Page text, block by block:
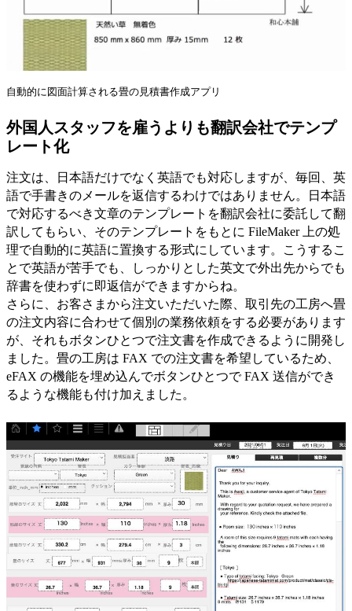
自動的に図面計算される畳の見積書作成アプリ
外国人スタッフを雇うよりも翻訳会社でテンプ
レート化
注文は、日本語だけでなく英語でも対応しますが、毎回、英
語で手書きのメールを返信するわけではありません。日本語
で対応するべき文章のテンプレートを翻訳会社に委託して翻
訳してもらい、そのテンプレートをもとに FileMaker 上の処
理で自動的に英語に置換する形式にしています。こうするこ
とで英語が苦手でも、しっかりとした英文で外出先からでも
辞書を使わずに即返信ができますからね。
さらに、お客さまから注文いただいた際、取引先の工房へ畳
の注文内容に合わせて個別の業務依頼をする必要があります
が、それもボタンひとつで注文書を作成できるように開発し
ました。畳の工房は FAX での注文書を希望しているため、
eFAX の機能を埋め込んでボタンひとつで FAX 送信ができ
るような機能も付け加えました。